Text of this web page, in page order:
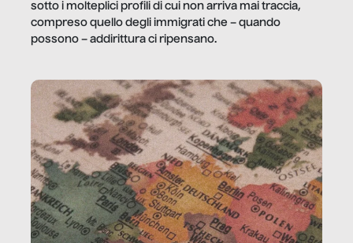
sotto i molteplici profili di cui non arriva mai traccia,
compreso quello degli immigrati che – quando
possono – addirittura ci ripensano.